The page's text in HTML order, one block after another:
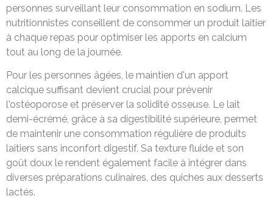
personnes surveillant leur consommation en sodium. Les
nutritionnistes conseillent de consommer un produit laitier
à chaque repas pour optimiser les apports en calcium
tout au long de la journée.
Pour les personnes âgées, le maintien d'un apport
calcique suffisant devient crucial pour prévenir
l'ostéoporose et préserver la solidité osseuse. Le lait
demi-écrémé, grâce à sa digestibilité supérieure, permet
de maintenir une consommation régulière de produits
laitiers sans inconfort digestif. Sa texture fluide et son
goût doux le rendent également facile à intégrer dans
diverses préparations culinaires, des quiches aux desserts
lactés.